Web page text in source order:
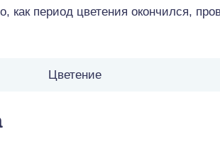
как период цветения окончился,
Цветение